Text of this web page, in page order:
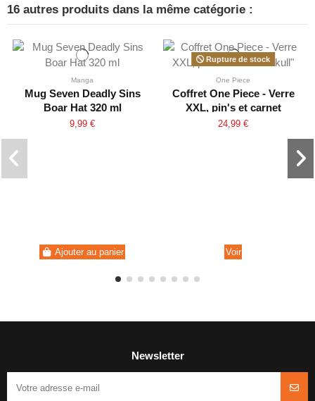
16 autres produits dans la même catégorie :
Manga
Mug Seven Deadly Sins
Boar Hat 320 ml
9,99 €
Ajouter au panier
Rupture de stock
One Piece
Coffret One Piece - Verre
XXL, pin's et carnet
"Skull"
24,99 €
Voir
Newsletter